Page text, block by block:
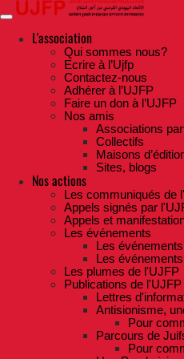
Skip
to
contentL'association
Qui sommes nous?
Ecrire à l’Ujfp
Contactez-nous
Adhérer à l’UJFP
Faire un don à l’UJFP
Nos amis
Associations
Collectifs
Maisons
Sites, blogs
Nos actions
Les communiqués de
Appels signés par
Appels et
Les événements
Les
Les
Les plumes de l'UJFP
Publications de l'UJFP
Lettres
Antisionisme,
Pour
Parcours de
Pour